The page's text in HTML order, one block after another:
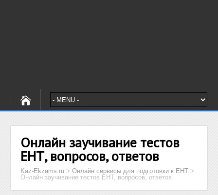
Онлайн заучивание тестов
ЕНТ, вопросов, ответов
Kaz-Ekzams.ru >Онлайн сервисы для подготовки к ЕНТ >
Онлайн заучивание тестов ЕНТ, вопросов, ответов